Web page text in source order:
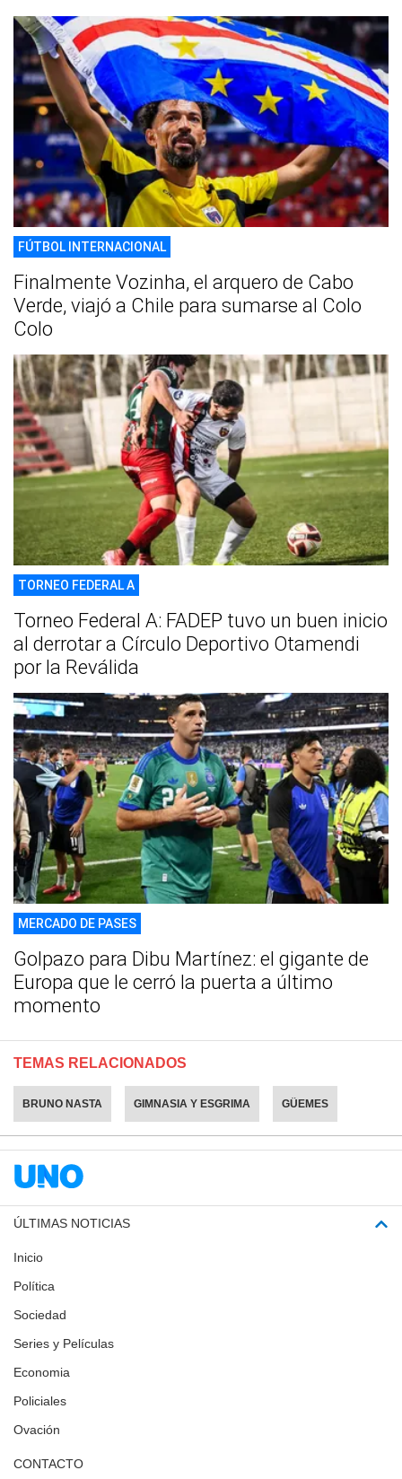
FÚTBOL INTERNACIONAL
Finalmente Vozinha, el arquero de Cabo
Verde, viajó a Chile para sumarse al Colo
Colo
TORNEO FEDERAL A
Torneo Federal A: FADEP tuvo un buen inicio
al derrotar a Círculo Deportivo Otamendi
por la Reválida
MERCADO DE PASES
Golpazo para Dibu Martínez: el gigante de
Europa que le cerró la puerta a último
momento
TEMAS RELACIONADOS
BRUNO NASTA GIMNASIA Y ESGRIMA GÜEMES
ÚLTIMAS NOTICIAS
Inicio
Política
Sociedad
Series y Películas
Economia
Policiales
Ovación
CONTACTO